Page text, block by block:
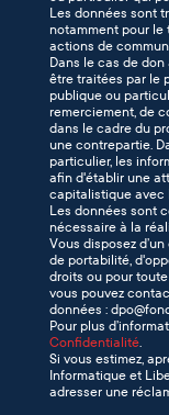
Les données sont
notamment pour le
actions de
Dans le cas de
être traitées par le
publique ou
remerciement, de
dans le cadre du
une contrepartie.
particulier, les
afin d'établir une
capitalistique avec
Les données sont
nécessaire à la
Vous disposez
de portabilité,
droits ou pour
vous pouvez
données :
Pour plus
Confidentialité.
Si vous estimez,
Informatique et
adresser une